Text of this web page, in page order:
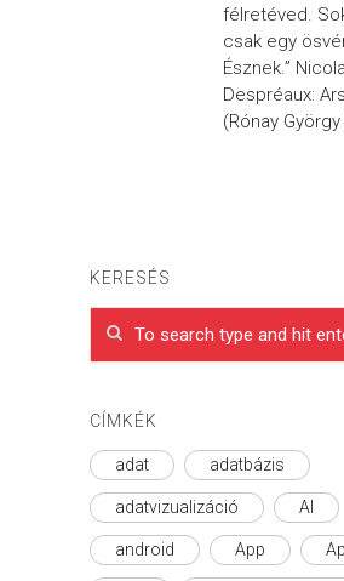
félretéved.
csak egy
Észnek.”
Despréaux:
(Rónay
KERESÉS
CÍMKÉK
adat adatbázis
adatvizualizáció AI
android App